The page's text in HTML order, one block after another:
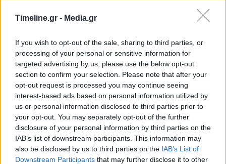
Timeline.gr - Media.gr
If you wish to opt-out of the sale, sharing to third parties, or
processing of your personal or sensitive information for
targeted advertising by us, please use the below opt-out
section to confirm your selection. Please note that after your
opt-out request is processed you may continue seeing
interest-based ads based on personal information utilized by
us or personal information disclosed to third parties prior to
your opt-out. You may separately opt-out of the further
disclosure of your personal information by third parties on the
IAB’s list of downstream participants. This information may
also be disclosed by us to third parties on the IAB’s List of
Downstream Participants that may further disclose it to other
τόπο του εγκλήματος, οι δύο δράστες έκαναν ένα
μοιραίο λάθος, αναγκάστηκαν να αφήσουν πίσω
τους το μέσο διαφυγής.
Οι δράστες εγκατέλειψαν τη μοτοσυκλέτα
μεγάλου κυβισμού στα βάτα που βλέπετε πίσω
μου και προσπάθησαν να διαφύγουν από την
περιοχή με ένα άλλο όχημα. Η κλεμμένη μηχανή